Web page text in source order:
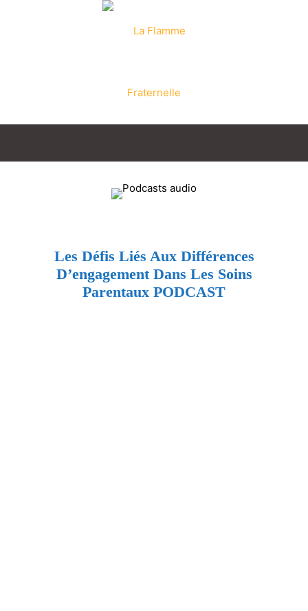
Fraternelle
Les Défis Liés Aux Différences
D’engagement Dans Les Soins
Parentaux PODCAST